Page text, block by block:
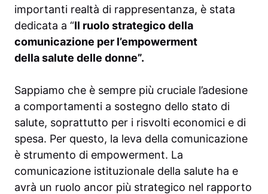
importanti realtà di rappresentanza, è stata
dedicata a “Il ruolo strategico della
comunicazione per l’empowerment
dellasalute delle donne”.
Sappiamo che è sempre più cruciale l’adesione
a comportamenti a sostegno dello stato di
salute, soprattutto per i risvolti economici e di
spesa. Per questo, la leva della comunicazione
è strumento di empowerment. La
comunicazione istituzionale della salute ha e
avrà un ruolo ancor più strategico nel rapporto